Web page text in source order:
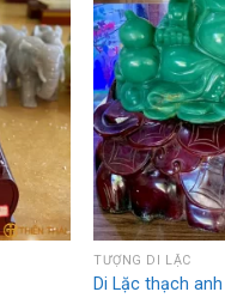
TƯỢNG DI LẶC
Di Lặc thạch